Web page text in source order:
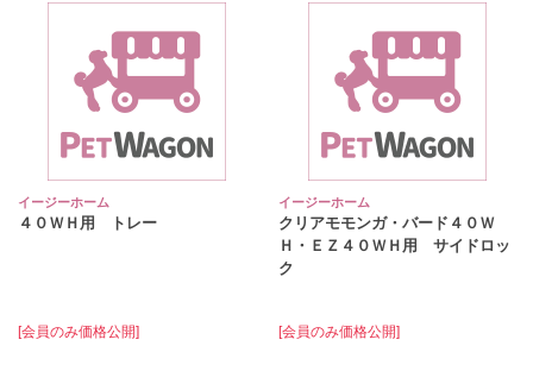
イージーホーム
４０ＷＨ用 トレー
[会員のみ価格公開]
イージーホーム
クリアモモンガ・バード４０Ｗ
Ｈ・ＥＺ４０ＷＨ用 サイドロッ
ク
[会員のみ価格公開]